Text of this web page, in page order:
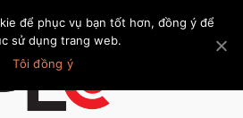
Khách hàng Liên hệ Thành viên
để phục vụ bạn tốt hơn, đồng ý để
sử dụng trang web.
Tôi đồng ý